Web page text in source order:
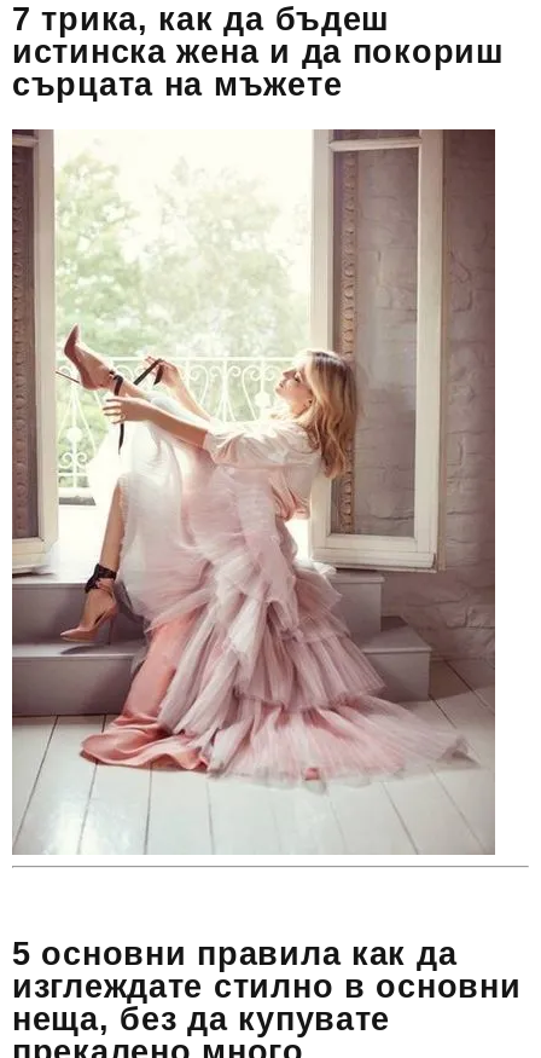
7 трика, как да бъдеш
истинска жена и да покориш
сърцата на мъжете
5 основни правила как да
изглеждате стилно в основни
неща, без да купувате